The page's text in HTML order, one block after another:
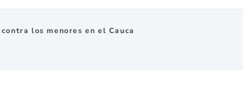
los menores en el Cauca